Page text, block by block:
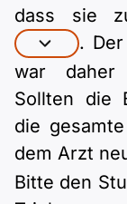
dass sie
.
war daher
Sollten die
die
dem Arzt
Bitte den